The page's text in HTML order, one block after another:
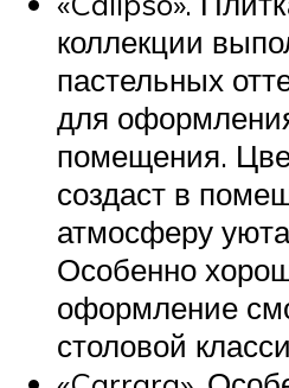
коллекции
пастельных
для
помещения.
создаст в
атмосферу
Особенно
оформление
столовой